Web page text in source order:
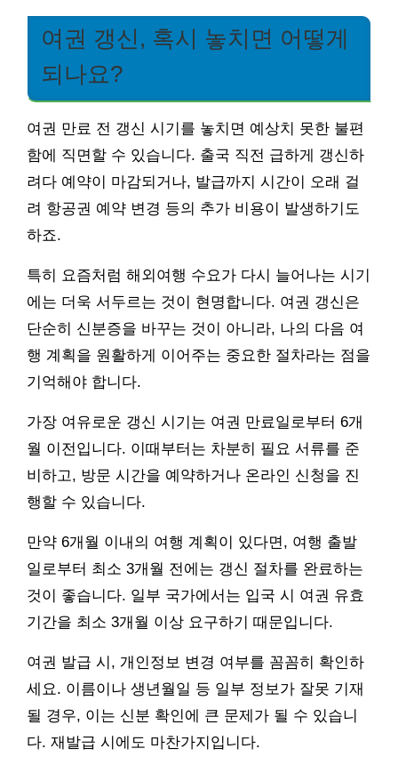
여권 갱신, 혹시 놓치면 어떻게
되나요?
여권 만료 전 갱신 시기를 놓치면 예상치 못한 불편
함에 직면할 수 있습니다. 출국 직전 급하게 갱신하
려다 예약이 마감되거나, 발급까지 시간이 오래 걸
려 항공권 예약 변경 등의 추가 비용이 발생하기도
하죠.
특히 요즘처럼 해외여행 수요가 다시 늘어나는 시기
에는 더욱 서두르는 것이 현명합니다. 여권 갱신은
단순히 신분증을 바꾸는 것이 아니라, 나의 다음 여
행 계획을 원활하게 이어주는 중요한 절차라는 점을
기억해야 합니다.
가장 여유로운 갱신 시기는 여권 만료일로부터 6개
월 이전입니다. 이때부터는 차분히 필요 서류를 준
비하고, 방문 시간을 예약하거나 온라인 신청을 진
행할 수 있습니다.
만약 6개월 이내의 여행 계획이 있다면, 여행 출발
일로부터 최소 3개월 전에는 갱신 절차를 완료하는
것이 좋습니다. 일부 국가에서는 입국 시 여권 유효
기간을 최소 3개월 이상 요구하기 때문입니다.
여권 발급 시, 개인정보 변경 여부를 꼼꼼히 확인하
세요. 이름이나 생년월일 등 일부 정보가 잘못 기재
될 경우, 이는 신분 확인에 큰 문제가 될 수 있습니
다. 재발급 시에도 마찬가지입니다.